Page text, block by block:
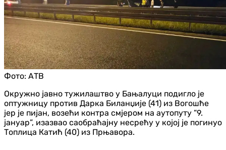
Фото: АТВ
Окружно јавно тужилаштво у Бањалуци подигло је
оптужницу против Дарка Биланџије (41) из Вогошће
јер је пијан, возећи контра смјером на аутопуту ”9.
јануар”, изазвао саобраћајну несрећу у којој је погинуо
Топлица Катић (40) из Прњавора.